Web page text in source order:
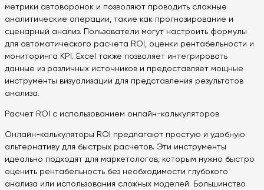
метрики автоворонок и позволяют проводить сложные
аналитические операции, такие как прогнозирование и
сценарный анализ. Пользователи могут настроить формулы
для автоматического расчета ROI, оценки рентабельности и
мониторинга KPI. Excel также позволяет интегрировать
данные из различных источников и предоставляет мощные
инструменты визуализации для представления результатов
анализа.
Расчет ROI с использованием онлайн-калькуляторов
Онлайн-калькуляторы ROI предлагают простую и удобную
альтернативу для быстрых расчетов. Эти инструменты
идеально подходят для маркетологов, которым нужно быстро
оценить рентабельность без необходимости глубокого
анализа или использования сложных моделей. Большинство